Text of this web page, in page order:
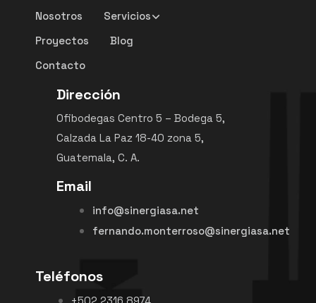
Nosotros
Servicios
Proyectos
Blog
Contacto
Dirección
Ofibodegas Centro 5 – Bodega 5,
Calzada La Paz 18-40 zona 5,
Guatemala, C. A.
Email
info@sinergiasa.net
fernando.monterroso@sinergiasa.net
Teléfonos
+502 2316 8974